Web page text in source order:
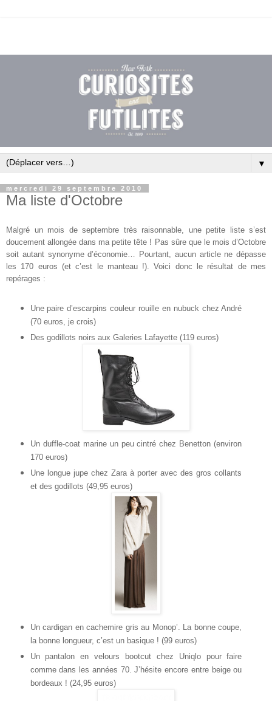
▼
mercredi 29 septembre 2010
Ma liste d'Octobre
Malgré un mois de septembre très raisonnable, une petite liste s’est
doucement allongée dans ma petite tête ! Pas sûre que le mois d’Octobre
soit autant synonyme d’économie… Pourtant, aucun article ne dépasse
les 170 euros (et c’est le manteau !). Voici donc le résultat de mes
repérages :
Une paire d’escarpins couleur rouille en nubuck chez André
(70 euros, je crois)
Des godillots noirs aux Galeries Lafayette (119 euros)
Un duffle-coat marine un peu cintré chez Benetton (environ
170 euros)
Une longue jupe chez Zara à porter avec des gros collants
et des godillots (49,95 euros)
Un cardigan en cachemire gris au Monop’. La bonne coupe,
la bonne longueur, c’est un basique ! (99 euros)
Un pantalon en velours bootcut chez Uniqlo pour faire
comme dans les années 70. J’hésite encore entre beige ou
bordeaux ! (24,95 euros)